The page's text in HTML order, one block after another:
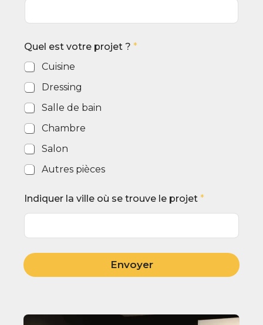
Quel est votre projet ? *
Cuisine
Dressing
Salle de bain
Chambre
Salon
Autres pièces
Indiquer la ville où se trouve le projet *
Envoyer